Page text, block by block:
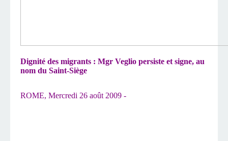
Dignité des migrants : Mgr Veglio persiste et signe, au
nom du Saint-Siège
ROME, Mercredi 26 août 2009 -